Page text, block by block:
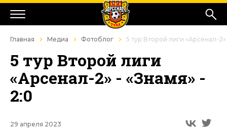
Главная Медиа Фотоблог 5 тур Второй лиги «Арсенал-
5 тур Второй лиги
«Арсенал-2» - «Знамя» -
2:0
29 апреля 2023